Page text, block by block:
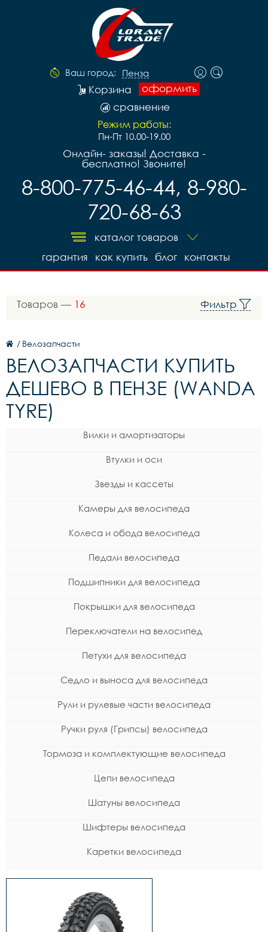
Ваш город: Пенза
оформить
Корзина
сравнение
Режим работы:
Пн-Пт 10.00-19.00
Онлайн- заказы! Доставка -
бесплатно! Звоните!
8-800-775-46-44, 8-980-
720-68-63
каталог товаров
контакты
блог
как купить
гарантия
Товаров — 16 Фильтр
/ Велозапчасти
ВЕЛОЗАПЧАСТИ КУПИТЬ
ДЕШЕВО В ПЕНЗЕ (WANDA
TYRE)
Вилки и амортизаторы
Втулки и оси
Звезды и кассеты
Камеры для велосипеда
Колеса и обода велосипеда
Педали велосипеда
Подшипники для велосипеда
Покрышки для велосипеда
Переключатели на велосипед
Петухи для велосипеда
Седло и выноса для велосипеда
Рули и рулевые части велосипеда
Ручки руля (Грипсы) велосипеда
Тормоза и комплектующие велосипеда
Цепи велосипеда
Шатуны велосипеда
Шифтеры велосипеда
Каретки велосипеда